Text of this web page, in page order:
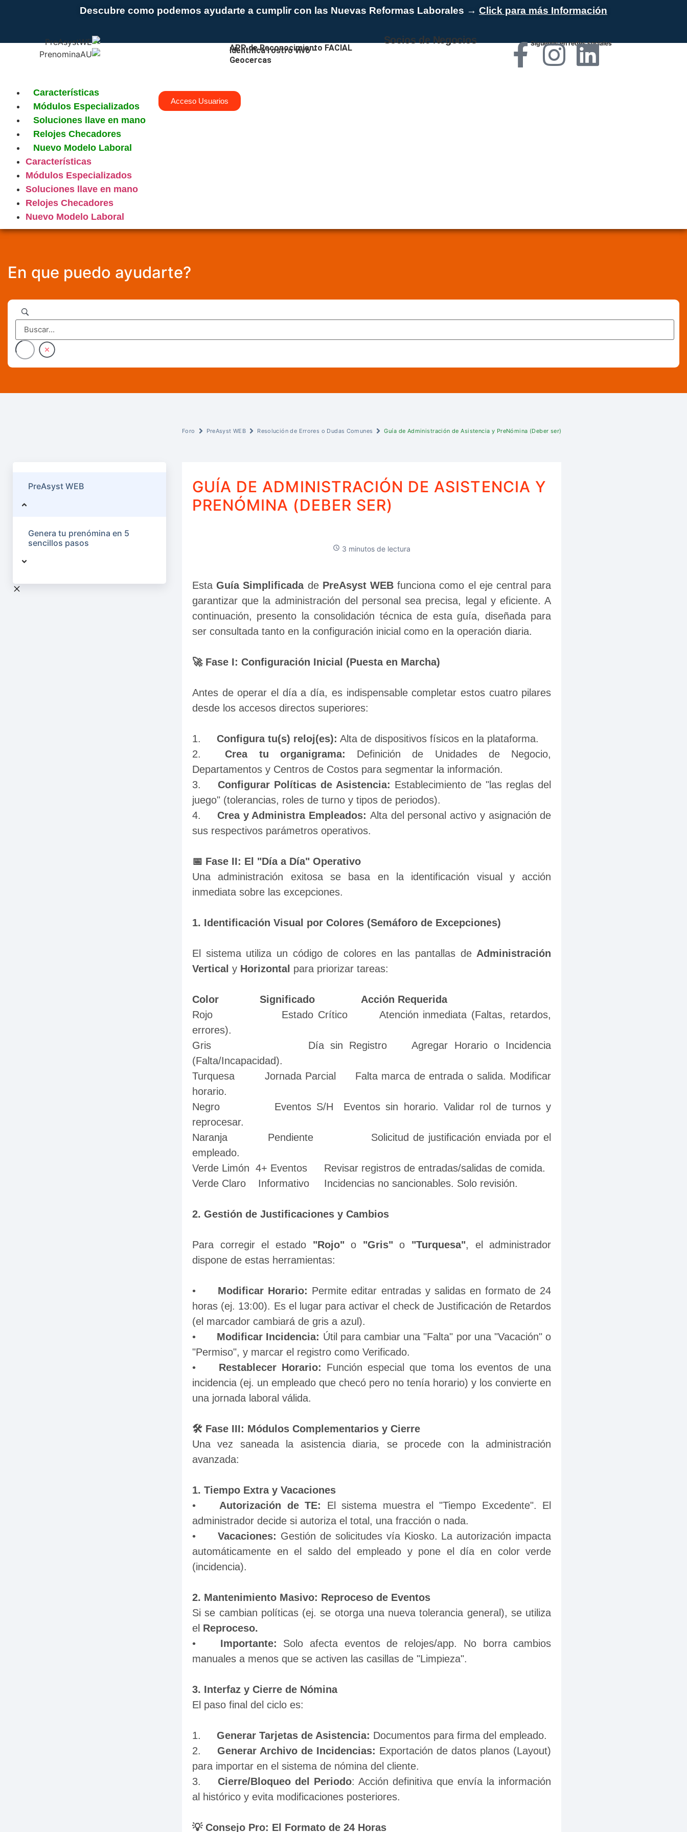
Descubre como podemos ayudarte a cumplir con las Nuevas Reformas Laborales → Click para más Información
APP de Reconocimiento FACIAL
Identifica rostro vivo –
Geocercas
Socios de Negocios Síguenos en redes sociales
Características
Módulos Especializados
Soluciones llave en mano
Relojes Checadores
Nuevo Modelo Laboral
Características
Módulos Especializados
Soluciones llave en mano
Relojes Checadores
Nuevo Modelo Laboral
Acceso Usuarios
En que puedo ayudarte?
PreAsyst WEB
Genera tu prenómina en 5
sencillos pasos
Foro PreAsyst WEB Resolución de Errores o Dudas Comunes Guía de Administración de Asistencia y PreNómina (Deber ser)
GUÍA DE ADMINISTRACIÓN DE ASISTENCIA Y
PRENÓMINA (DEBER SER)
3 minutos de lectura
Esta Guía Simplificada de PreAsyst WEB funciona como el eje central para
garantizar que la administración del personal sea precisa, legal y eficiente. A
continuación, presento la consolidación técnica de esta guía, diseñada para
ser consultada tanto en la configuración inicial como en la operación diaria.
🚀 Fase I: Configuración Inicial (Puesta en Marcha)
Antes de operar el día a día, es indispensable completar estos cuatro pilares
desde los accesos directos superiores:
Configura tu(s) reloj(es): Alta de dispositivos físicos en la plataforma.
2. Crea tu organigrama: Definición de Unidades de Negocio,
Departamentos y Centros de Costos para segmentar la información.
3. Configurar Políticas de Asistencia: Establecimiento de "las reglas del
juego" (tolerancias, roles de turno y tipos de periodos).
Crea y Administra Empleados: Alta del personal activo y asignación de
sus respectivos parámetros operativos.
📅 Fase II: El "Día a Día" Operativo
Una administración exitosa se basa en la identificación visual y acción
inmediata sobre las excepciones.
1. Identificación Visual por Colores (Semáforo de Excepciones)
El sistema utiliza un código de colores en las pantallas de Administración
Vertical y Horizontal para priorizar tareas:
Color Significado
Acción Requerida
Rojo	              Estado Crítico       Atención inmediata (Faltas, retardos,
errores).
Gris	              Día sin Registro    Agregar Horario o Incidencia
(Falta/Incapacidad).
Turquesa	      Jornada Parcial     Falta marca de entrada o salida. Modificar
horario.
Negro	      Eventos S/H  Eventos sin horario. Validar rol de turnos y
reprocesar.
Naranja	      Pendiente	           Solicitud de justificación enviada por el
empleado.
Verde Limón  4+ Eventos	   Revisar registros de entradas/salidas de comida.
Verde Claro    Informativo	   Incidencias no sancionables. Solo revisión.
2. Gestión de Justificaciones y Cambios
Para corregir el estado "Rojo" o "Gris" o "Turquesa", el administrador
dispone de estas herramientas:
• Modificar Horario: Permite editar entradas y salidas en formato de 24
horas (ej. 13:00). Es el lugar para activar el check de Justificación de Retardos
(el marcador cambiará de gris a azul).
• Modificar Incidencia: Útil para cambiar una "Falta" por una "Vacación" o
"Permiso", y marcar el registro como Verificado.
• Restablecer Horario: Función especial que toma los eventos de una
incidencia (ej. un empleado que checó pero no tenía horario) y los convierte en
una jornada laboral válida.
🛠️ Fase III: Módulos Complementarios y Cierre
Una vez saneada la asistencia diaria, se procede con la administración
avanzada:
1. Tiempo Extra y Vacaciones
• Autorización de TE:
El sistema muestra el "Tiempo Excedente". El
administrador decide si autoriza el total, una fracción o nada.
• Vacaciones: Gestión de solicitudes vía Kiosko. La autorización impacta
automáticamente en el saldo del empleado y pone el día en color verde
(incidencia).
2. Mantenimiento Masivo: Reproceso de Eventos
Si se cambian políticas (ej. se otorga una nueva tolerancia general), se utiliza
el Reproceso.
• Importante: Solo afecta eventos de relojes/app. No borra cambios
manuales a menos que se activen las casillas de "Limpieza".
3. Interfaz y Cierre de Nómina
El paso final del ciclo es:
Generar Tarjetas de Asistencia: Documentos para firma del empleado.
2. Generar Archivo de Incidencias: Exportación de datos planos (Layout)
para importar en el sistema de nómina del cliente.
3. Cierre/Bloqueo del Periodo: Acción definitiva que envía la información
al histórico y evita modificaciones posteriores.
💡 Consejo Pro: El Formato de 24 Horas